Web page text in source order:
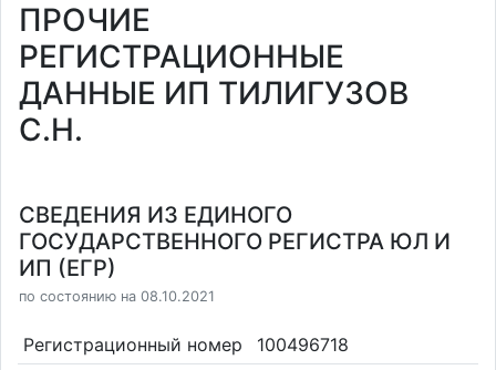
ПРОЧИЕ
РЕГИСТРАЦИОННЫЕ
ДАННЫЕ ИП ТИЛИГУЗОВ
С.Н.
СВЕДЕНИЯ ИЗ ЕДИНОГО
ГОСУДАРСТВЕННОГО РЕГИСТРА ЮЛ И
ИП (ЕГР)
по состоянию на 08.10.2021
Регистрационный номер
100496718